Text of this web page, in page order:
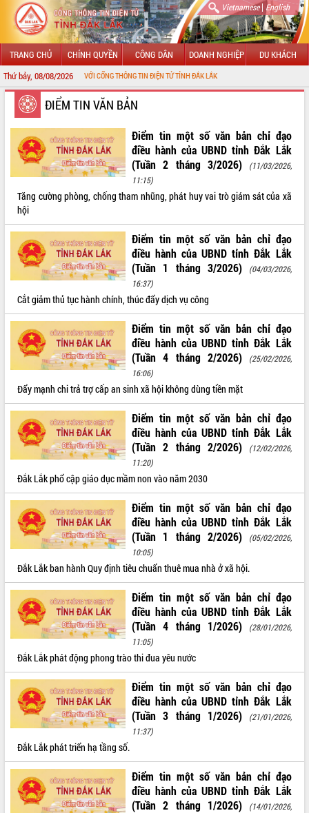
Vietnamese| English
TRANG CHỦ CHÍNH QUYỀN CÔNG DÂN DOANH NGHIỆP DU KHÁCH
Thứ bảy, 08/08/2026
CHÀO MỪNG ĐẾN VỚI CỔNG THÔNG TIN ĐIỆN TỬ TỈNH ĐẮK LẮK
GIỚI THIỆU
LÃNH ĐẠO UBND TỈNH
TIN TỨC SỰ KIỆN
UBND CÁC XÃ, PHƯỜNG
THÔNG TIN CHỈ ĐẠO ĐIỀU HÀNH
HỆ THỐNG VĂN BẢN
VĂN BẢN HĐND TỈNH
ĐIỂM TIN VĂN BẢN
QUY HOẠCH - KẾ HOẠCH
VIDEO
Không có file video nào để phát.
ALBUM ẢNH
ĐIỂM TIN VĂN BẢN
Điểm tin một số văn bản chỉ đạo
điều hành của UBND tỉnh Đắk Lắk
(Tuần 2 tháng 3/2026)
(11/03/2026,
11:15)
Tăng cường phòng, chống tham nhũng, phát huy vai trò giám sát của xã
hội
Điểm tin một số văn bản chỉ đạo
điều hành của UBND tỉnh Đắk Lắk
(Tuần 1 tháng 3/2026)
(04/03/2026,
16:37)
Cắt giảm thủ tục hành chính, thúc đẩy dịch vụ công
Điểm tin một số văn bản chỉ đạo
điều hành của UBND tỉnh Đắk Lắk
(Tuần 4 tháng 2/2026)
(25/02/2026,
16:06)
Đẩy mạnh chi trả trợ cấp an sinh xã hội không dùng tiền mặt
Điểm tin một số văn bản chỉ đạo
điều hành của UBND tỉnh Đắk Lắk
(Tuần 2 tháng 2/2026)
(12/02/2026,
11:20)
Đắk Lắk phổ cập giáo dục mầm non vào năm 2030
Điểm tin một số văn bản chỉ đạo
điều hành của UBND tỉnh Đắk Lắk
(Tuần 1 tháng 2/2026)
(05/02/2026,
10:05)
Đắk Lắk ban hành Quy định tiêu chuẩn thuê mua nhà ở xã hội.
Điểm tin một số văn bản chỉ đạo
điều hành của UBND tỉnh Đắk Lắk
(Tuần 4 tháng 1/2026)
(28/01/2026,
11:05)
Đắk Lắk phát động phong trào thi đua yêu nước
Điểm tin một số văn bản chỉ đạo
điều hành của UBND tỉnh Đắk Lắk
(Tuần 3 tháng 1/2026)
(21/01/2026,
11:37)
Đắk Lắk phát triển hạ tầng số.
Điểm tin một số văn bản chỉ đạo
điều hành của UBND tỉnh Đắk Lắk
(Tuần 2 tháng 1/2026)
(14/01/2026,